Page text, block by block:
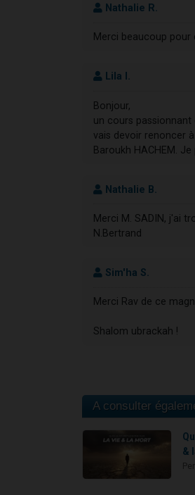
Nathalie R.
Merci beaucoup pour
Lila I.
Bonjour,
un cours
vais devoir renoncer
Baroukh HACHEM. Je
Nathalie B.
Merci M. SADIN, j'ai
N.Bertrand
Sim'ha S.
Merci Rav de ce
Shalom ubrackah !
A consulter
&